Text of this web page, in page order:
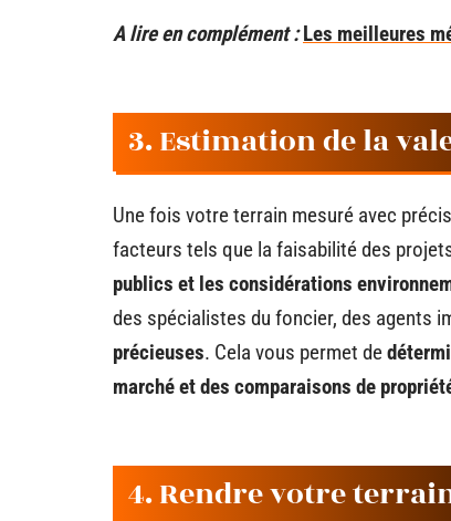
A lire en complément : Les meilleures
3. Estimation de la
Une fois votre terrain mesuré avec
facteurs tels que la faisabilité des
publics et les considérations
des spécialistes du foncier, des agents
précieuses. Cela vous permet de
marché et des comparaisons de
4. Rendre votre